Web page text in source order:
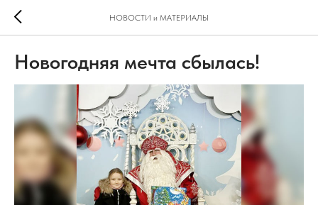
НОВОСТИ и МАТЕРИАЛЫ
Новогодняя мечта сбылась!